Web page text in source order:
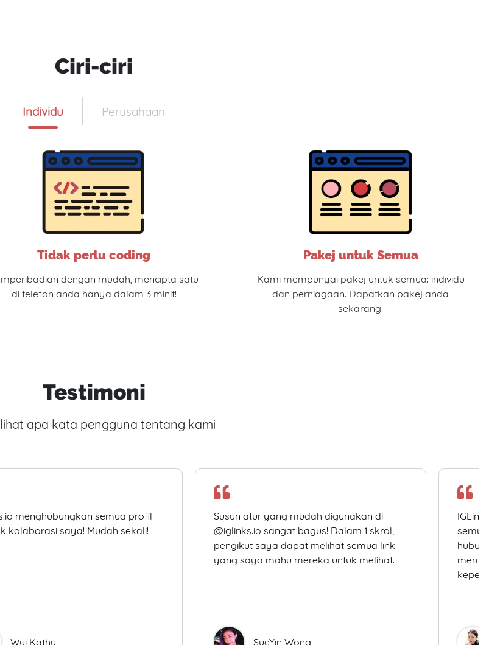
Ciri-ciri
Individu Perusahaan
Tidak perlu coding
dengan mudah, mencipta satu
di telefon anda hanya dalam 3 minit!
Pakej untuk Semua
Kami mempunyai pakej untuk semua: individu
dan perniagaan. Dapatkan pakej anda
sekarang!
Testimoni
apa kata pengguna tentang kami
menghubungkan semua profil
kolaborasi saya! Mudah sekali!
Wui Kathy
Susun atur yang mudah digunakan di
@iglinks.io sangat bagus! Dalam 1 skrol,
pengikut saya dapat melihat semua link
yang saya mahu mereka untuk melihat.
SueYin Wong
semua